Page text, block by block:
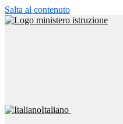
Salta al contenuto
Italiano